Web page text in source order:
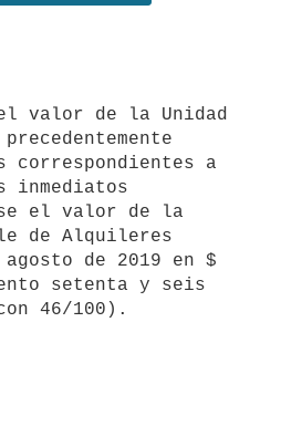
a
inmediatos
el valor de la
de Alquileres
agosto de 2019 en $
setenta y seis